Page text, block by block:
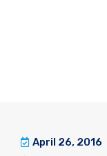
April 26, 2016